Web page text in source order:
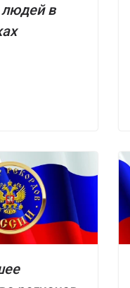
людей в